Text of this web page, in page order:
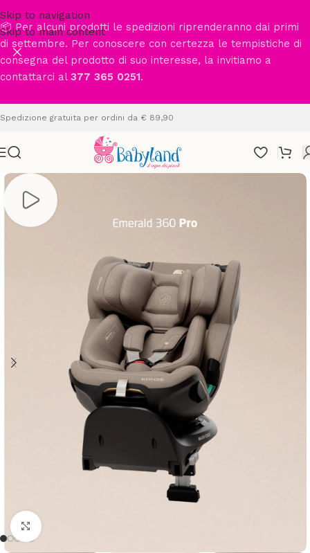
Skip to navigation
Skip to main content
📦 Per alcuni prodotti le spedizioni riprenderanno dai primi
di settembre. Per conoscere con certezza le tempistiche di
consegna del prodotto di suo interesse, la invitiamo a
contattarci al 377 365 0251.
Spedizione gratuita per ordini da € 89,90
Clicca per ingrandire